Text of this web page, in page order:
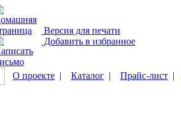
Версия для печати
Добавить в избранное
О проекте | Каталог | Прайс-лист |